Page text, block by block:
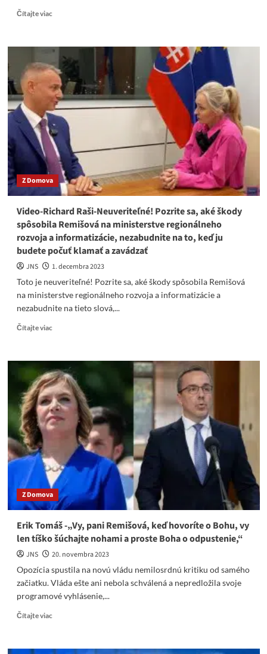
SR?
Čítajte viacRead
Video-
Remišovej
dozvuky
Silvestrovských
oslav?
BLÚZNI
A
ČI
BDIE??
Čo
som
vlastne
robila?
som
bola?
Z Domova
Video-Richard Raši-Neuveriteľné! Pozrite sa, aké škody
spôsobila Remišová na ministerstve regionálneho
rozvoja a informatizácie, nezabudnite na to, keď ju
budete počuť klamať a zavádzať
JNS
1. decembra 2023
Toto je neuveriteľné! Pozrite sa, aké škody spôsobila Remišová
na ministerstve regionálneho rozvoja a informatizácie a
nezabudnite na tieto slová,...
Čítajte viacRead
Video-
Richard
Raši-
Neuveriteľné!
Pozrite
sa,
aké
spôsobila
Remišová
na
ministerstve
regionálneho
rozvoja
informatizácie,
nezabudnite
na
keď
ju
budete
klamať
Z Domova
Erik Tomáš -„Vy, pani Remišová, keď hovoríte o Bohu, vy
len tíško šúchajte nohami a proste Boha o odpustenie,“
JNS
20. novembra 2023
Opozícia spustila na novú vládu nemilosrdnú kritiku od samého
začiatku. Vláda ešte ani nebola schválená a nepredložila svoje
programové vyhlásenie,...
Čítajte viacRead
Erik